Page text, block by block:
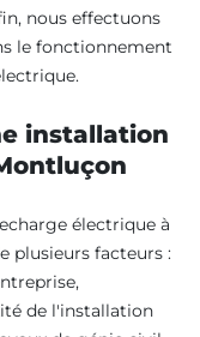
nous effectuons
le fonctionnement
installation
électrique à
plusieurs facteurs :
de l'installation